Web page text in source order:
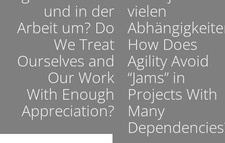
und in der
Arbeit um? Do
We Treat
Ourselves and
Our Work
With Enough
Appreciation?
vielen
How Does
Agility Avoid
“Jams” in
Projects With
Many